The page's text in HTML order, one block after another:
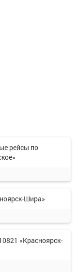
рейсы по
Шира»
«Красноярск-